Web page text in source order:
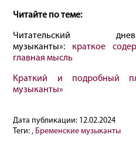
Читайте по теме:
Читательский
музыканты»: краткое
главная мысль
Краткий и подробный
музыканты»
Дата публикации: 12.02.2024
Теги:, Бременские музыканты